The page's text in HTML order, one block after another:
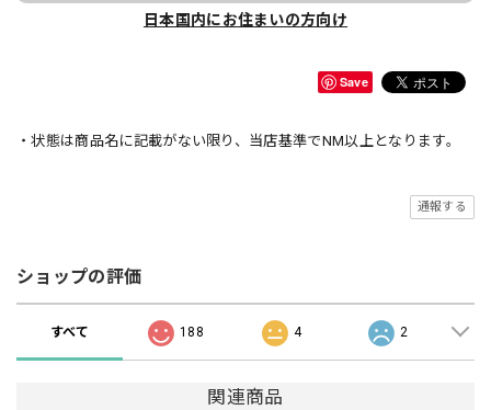
日本国内にお住まいの方向け
Save
・状態は商品名に記載がない限り、当店基準でNM以上となります。
通報する
ショップの評価
すべて 188 4 2
関連商品